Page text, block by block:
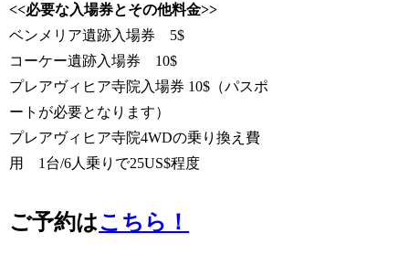
<<必要な入場券とその他料金>>
ベンメリア遺跡入場券 5$
コーケー遺跡入場券 10$
プレアヴィヒア寺院入場券 10$（パスポ
ートが必要となります）
プレアヴィヒア寺院4WDの乗り換え費
用 1台/6人乗りで25US$程度
ご予約はこちら！